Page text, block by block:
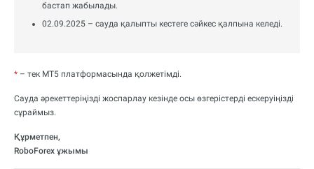
бастап жабылады.
02.09.2025 – сауда қалыпты кестеге сәйкес қалпына келеді.
* – тек MT5 платформасында қолжетімді.
Сауда әрекеттеріңізді жоспарлау кезінде осы өзгерістерді ескеруіңізді
сұраймыз.
Құрметпен,
RoboForex ұжымы